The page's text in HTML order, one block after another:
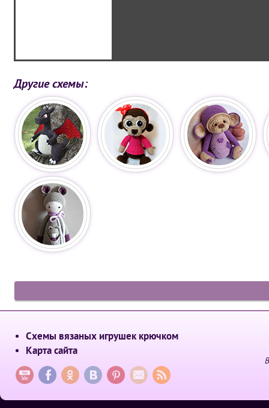
Другие схемы:
Схемы вязаных игрушек крючком
Карта сайта